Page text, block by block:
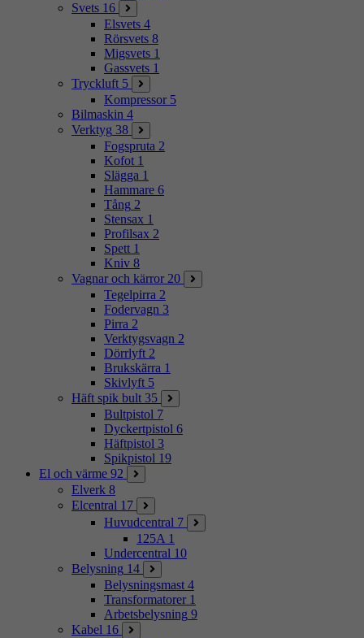
Svets 16
Elsvets 4
Rörsvets 8
Migsvets 1
Gassvets 1
Tryckluft 5
Kompressor 5
Bilmaskin 4
Verktyg 38
Fogspruta 2
Kofot 1
Slägga 1
Hammare 6
Tång 2
Stensax 1
Profilsax 2
Spett 1
Kniv 8
Vagnar och kärror 20
Tegelpirra 2
Fodervagn 3
Pirra 2
Verktygsvagn 2
Dörrlyft 2
Brukskärra 1
Skivlyft 5
Häft spik bult 35
Bultpistol 7
Dyckertpistol 6
Häftpistol 3
Spikpistol 19
El och värme 92
Elverk 8
Elcentral 17
Huvudcentral 7
125A 1
Undercentral 10
Belysning 14
Belysningsmast 4
Transformatorer 1
Arbetsbelysning 9
Kabel 16